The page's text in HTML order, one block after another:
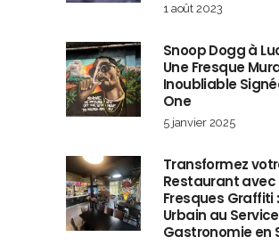
1 août 2023
Snoop Dogg à
Une Fresque
Inoubliable
One
5 janvier 2025
Transformez
Restaurant avec
Fresques Graffiti :
Urbain au
Gastronomie en